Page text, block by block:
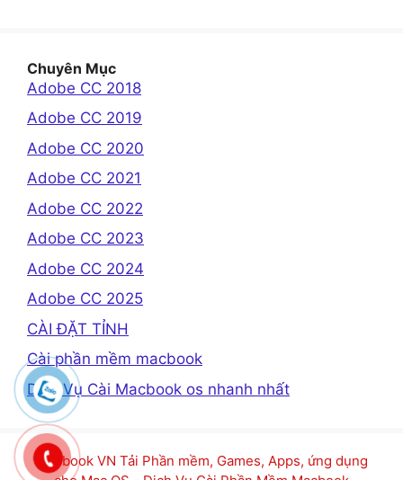
Chuyên Mục
Adobe CC 2018
Adobe CC 2019
Adobe CC 2020
Adobe CC 2021
Adobe CC 2022
Adobe CC 2023
Adobe CC 2024
Adobe CC 2025
CÀI ĐẶT TỈNH
Cài phần mềm macbook
Dịch Vụ Cài Macbook os nhanh nhất
Macbook VN Tải Phần mềm, Games, Apps, ứng dụng